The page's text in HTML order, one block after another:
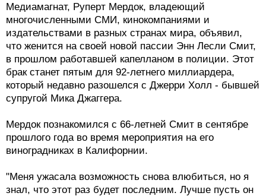
Медиамагнат, Руперт Мердок, владеющий
многочисленными СМИ, кинокомпаниями и
издательствами в разных странах мира, объявил,
что женится на своей новой пассии Энн Лесли Смит,
в прошлом работавшей капелланом в полиции. Этот
брак станет пятым для 92-летнего миллиардера,
который недавно разошелся с Джерри Холл - бывшей
супругой Мика Джаггера.
Мердок познакомился с 66-летней Смит в сентябре
прошлого года во время мероприятия на его
виноградниках в Калифорнии.
"Меня ужасала возможность снова влюбиться, но я
знал, что этот раз будет последним. Лучше пусть он